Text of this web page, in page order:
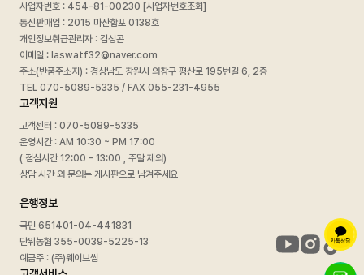
사업자번호 : 454-81-00230 [사업자번호조회]
통신판매업 : 2015 마산합포 0138호
개인정보취급관리자 : 김성곤
이메일 : laswatf32@naver.com
주소(반품주소지) : 경상남도 창원시 의창구 평산로 195번길 6, 2층
TEL 070-5089-5335 / FAX 055-231-4955
고객지원
고객센터 : 070-5089-5335
운영시간 : AM 10:30 ~ PM 17:00
( 점심시간 12:00 - 13:00 , 주말 제외)
상담 시간 외 문의는 게시판으로 남겨주세요
은행정보
국민 651401-04-441831
단위농협 355-0039-5225-13
예금주 : (주)웨이브썸